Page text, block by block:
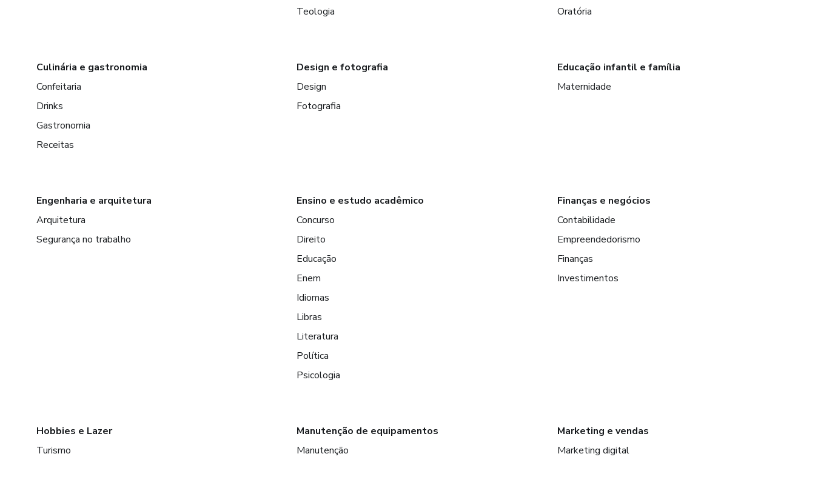
Teologia
Oratória
Culinária e gastronomia
Confeitaria
Drinks
Gastronomia
Receitas
Design e fotografia
Design
Fotografia
Educação infantil e família
Maternidade
Engenharia e arquitetura
Arquitetura
Segurança no trabalho
Ensino e estudo acadêmico
Concurso
Direito
Educação
Enem
Idiomas
Libras
Literatura
Política
Psicologia
Finanças e negócios
Contabilidade
Empreendedorismo
Finanças
Investimentos
Hobbies e Lazer
Turismo
Manutenção de equipamentos
Manutenção
Marketing e vendas
Marketing digital